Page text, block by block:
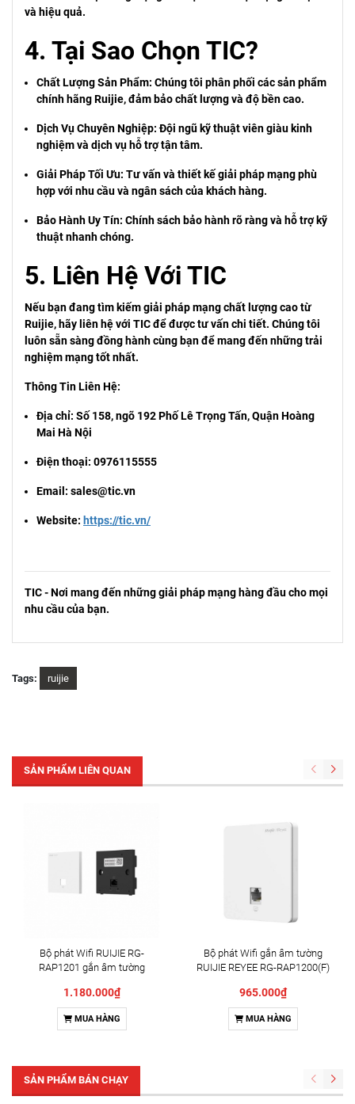
và hiệu quả.
4. Tại Sao Chọn TIC?
Chất Lượng Sản Phẩm: Chúng tôi phân phối các sản phẩm
chính hãng Ruijie, đảm bảo chất lượng và độ bền cao.
Dịch Vụ Chuyên Nghiệp: Đội ngũ kỹ thuật viên giàu kinh
nghiệm và dịch vụ hỗ trợ tận tâm.
Giải Pháp Tối Ưu: Tư vấn và thiết kế giải pháp mạng phù
hợp với nhu cầu và ngân sách của khách hàng.
Bảo Hành Uy Tín: Chính sách bảo hành rõ ràng và hỗ trợ kỹ
thuật nhanh chóng.
5. Liên Hệ Với TIC
Nếu bạn đang tìm kiếm giải pháp mạng chất lượng cao từ
Ruijie, hãy liên hệ với TIC để được tư vấn chi tiết. Chúng tôi
luôn sẵn sàng đồng hành cùng bạn để mang đến những trải
nghiệm mạng tốt nhất.
Thông Tin Liên Hệ:
Địa chỉ: Số 158, ngõ 192 Phố Lê Trọng Tấn, Quận Hoàng
Mai Hà Nội
Điện thoại: 0976115555
Email: sales@tic.vn
Website: https://tic.vn/
TIC - Nơi mang đến những giải pháp mạng hàng đầu cho mọi
nhu cầu của bạn.
Tags: ruijie
SẢN PHẨM LIÊN QUAN
Bộ phát Wifi RUIJIE RG-
RAP1201 gắn âm tường
1.180.000₫
MUA HÀNG
Bộ phát Wifi gắn âm tường
RUIJIE REYEE RG-RAP1200(F)
965.000₫
MUA HÀNG
SẢN PHẨM BÁN CHẠY